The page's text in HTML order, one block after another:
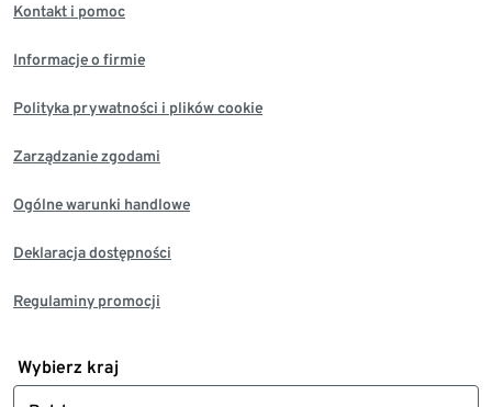
Kontakt i pomoc
Informacje o firmie
Polityka prywatności i plików cookie
Zarządzanie zgodami
Ogólne warunki handlowe
Deklaracja dostępności
Regulaminy promocji
Wybierz kraj